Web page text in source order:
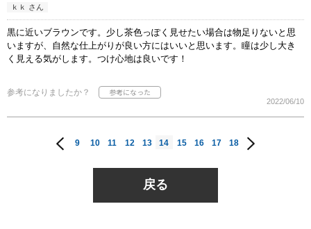
ｋｋ さん
黒に近いブラウンです。少し茶色っぽく見せたい場合は物足りないと思
いますが、自然な仕上がりが良い方にはいいと思います。瞳は少し大き
く見える気がします。つけ心地は良いです！
参考になりましたか？
2022/06/10
9 10 11 12 13 14 15 16 17 18
戻る